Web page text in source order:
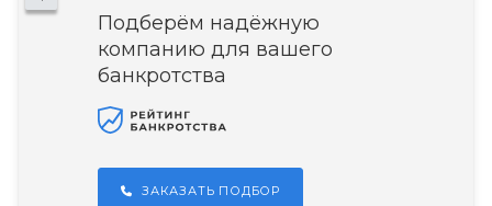
Подберём надёжную
компанию для вашего
банкротства
ЗАКАЗАТЬ ПОДБОР